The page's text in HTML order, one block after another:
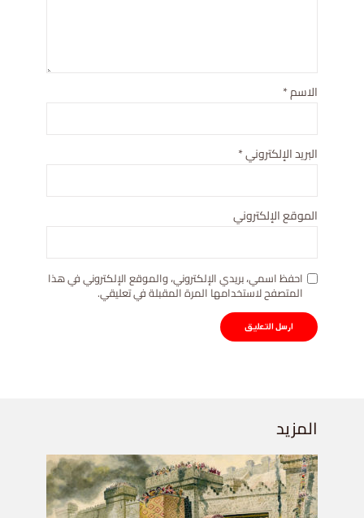
الاسم*
البريد الإلكتروني*
الموقع الإلكتروني
احفظ اسمي، بريدي الإلكتروني، والموقع الإلكتروني في هذا
المتصفح لاستخدامها المرة المقبلة في تعليقي.
المزيد